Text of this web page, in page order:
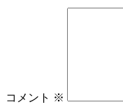
コメント ※